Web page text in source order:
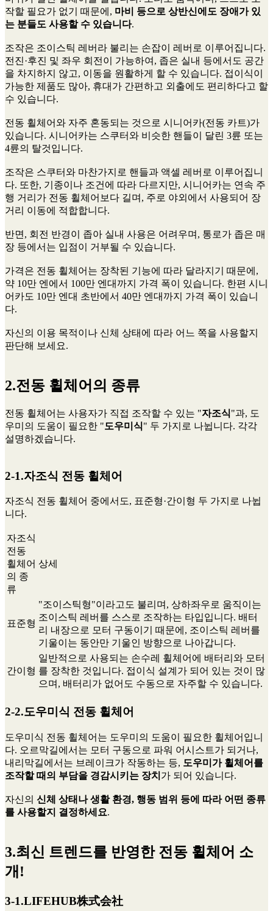
작할 필요가 없기 때문에, 마비 등으로 상반신에도 장애가 있
는 분들도 사용할 수 있습니다.
조작은 조이스틱 레버라 불리는 손잡이 레버로 이루어집니다.
전진·후진 및 좌우 회전이 가능하여, 좁은 실내 등에서도 공간
을 차지하지 않고, 이동을 원활하게 할 수 있습니다. 접이식이
가능한 제품도 많아, 휴대가 간편하고 외출에도 편리하다고 할
수 있습니다.
전동 휠체어와 자주 혼동되는 것으로 시니어카(전동 카트)가
있습니다. 시니어카는 스쿠터와 비슷한 핸들이 달린 3륜 또는
4륜의 탈것입니다.
조작은 스쿠터와 마찬가지로 핸들과 액셀 레버로 이루어집니
다. 또한, 기종이나 조건에 따라 다르지만, 시니어카는 연속 주
행 거리가 전동 휠체어보다 길며, 주로 야외에서 사용되어 장
거리 이동에 적합합니다.
반면, 회전 반경이 좁아 실내 사용은 어려우며, 통로가 좁은 매
장 등에서는 입점이 거부될 수 있습니다.
가격은 전동 휠체어는 장착된 기능에 따라 달라지기 때문에,
약 10만 엔에서 100만 엔대까지 가격 폭이 있습니다. 한편 시니
어카도 10만 엔대 초반에서 40만 엔대까지 가격 폭이 있습니
다.
자신의 이용 목적이나 신체 상태에 따라 어느 쪽을 사용할지
판단해 보세요.
2.전동 휠체어의 종류
전동 휠체어는 사용자가 직접 조작할 수 있는 "자조식"과, 도
우미의 도움이 필요한 "도우미식" 두 가지로 나뉩니다. 각각
설명하겠습니다.
2-1.자조식 전동 휠체어
자조식 전동 휠체어 중에서도, 표준형·간이형 두 가지로 나뉩
니다.
자조식
전동
휠체어
의 종
류
상세
표준형
"조이스틱형"이라고도 불리며, 상하좌우로 움직이는
조이스틱 레버를 스스로 조작하는 타입입니다. 배터
리 내장으로 모터 구동이기 때문에, 조이스틱 레버를
기울이는 동안만 기울인 방향으로 나아갑니다.
간이형
일반적으로 사용되는 손수레 휠체어에 배터리와 모터
를 장착한 것입니다. 접이식 설계가 되어 있는 것이 많
으며, 배터리가 없어도 수동으로 자주할 수 있습니다.
2-2.도우미식 전동 휠체어
도우미식 전동 휠체어는 도우미의 도움이 필요한 휠체어입니
다. 오르막길에서는 모터 구동으로 파워 어시스트가 되거나,
내리막길에서는 브레이크가 작동하는 등, 도우미가 휠체어를
조작할 때의 부담을 경감시키는 장치 가 되어 있습니다.
자신의 신체 상태나 생활 환경, 행동 범위 등에 따라 어떤 종류
를 사용할지 결정하세요.
3.최신 트렌드를 반영한 전동 휠체어 소
개!
3-1.LIFEHUB株式会社